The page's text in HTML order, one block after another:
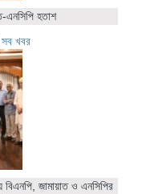
এনসিপি হতাশ
সব খবর
বিএনপি, জামায়াত ও এনসিপির